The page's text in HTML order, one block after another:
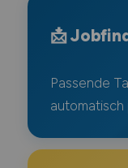
📩
Passende
automatisch